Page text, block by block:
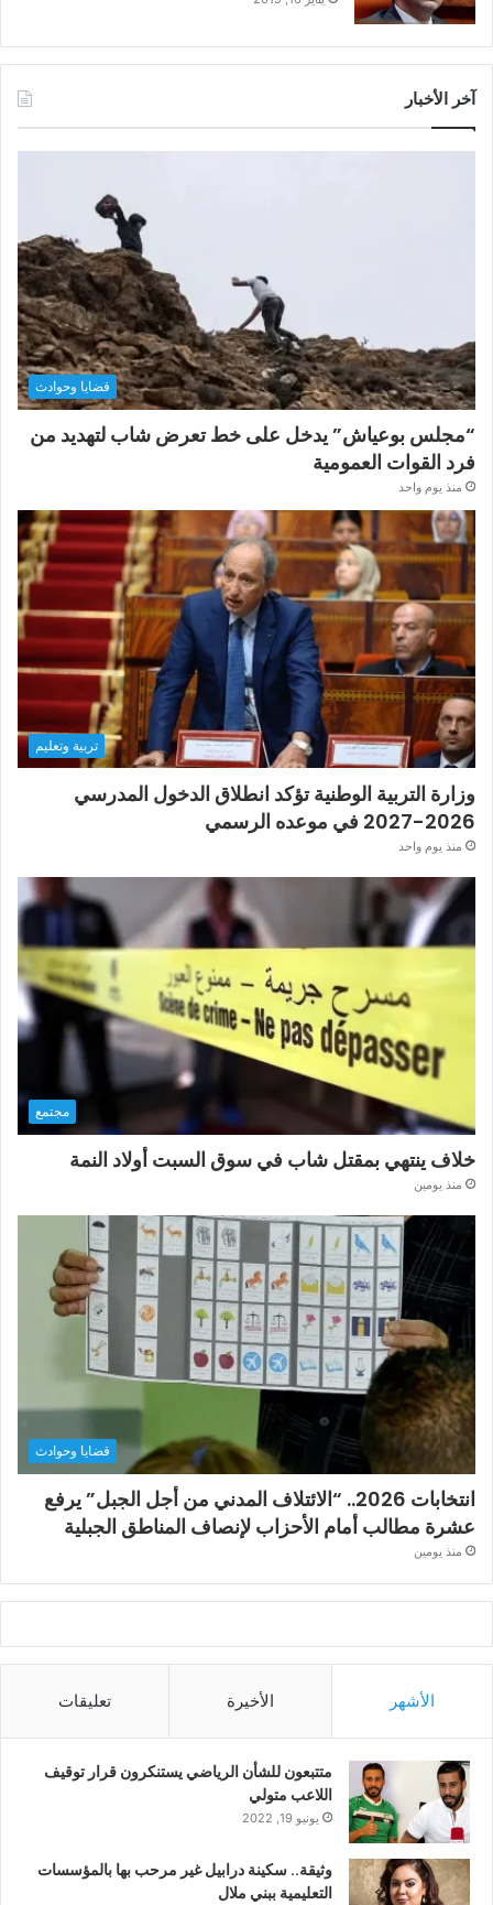
آخر الأخبار
قضايا وحوادث
“مجلس بوعياش” يدخل على خط تعرض شاب لتهديد من
فرد القوات العمومية
منذ يوم واحد
تربية وتعليم
وزارة التربية الوطنية تؤكد انطلاق الدخول المدرسي
2026-2027 في موعده الرسمي
منذ يوم واحد
مجتمع
خلاف ينتهي بمقتل شاب في سوق السبت أولاد النمة
منذ يومين
قضايا وحوادث
انتخابات 2026.. “الائتلاف المدني من أجل الجبل” يرفع
عشرة مطالب أمام الأحزاب لإنصاف المناطق الجبلية
منذ يومين
الأشهر الأخيرة تعليقات
متتبعون للشأن الرياضي يستنكرون قرار توقيف
اللاعب متولي
يونيو 19, 2022
وثيقة.. سكينة درابيل غير مرحب بها بالمؤسسات
التعليمية ببني ملال